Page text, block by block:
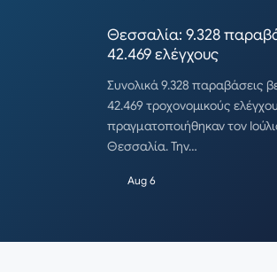
Θεσσαλία: 9.328
42.469 ελέγχους
Συνολικά 9.328 παραβάσεις
42.469 τροχονομικούς
πραγματοποιήθηκαν τον
Θεσσαλία. Την…
Aug 6